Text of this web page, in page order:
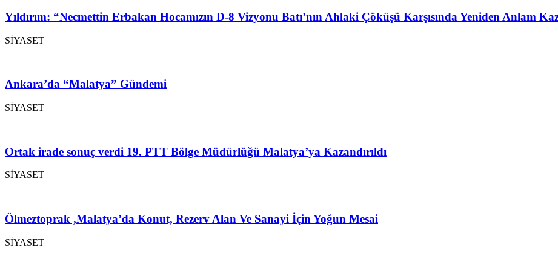
Yıldırım: “Necmettin Erbakan Hocamızın D-8 Vizyonu Batı’nın Ahlaki Çöküşü Karşısında Yeniden Anlam
SİYASET
Ankara’da “Malatya” Gündemi
SİYASET
Ortak irade sonuç verdi 19. PTT Bölge Müdürlüğü Malatya’ya Kazandırıldı
SİYASET
Ölmeztoprak ,Malatya’da Konut, Rezerv Alan Ve Sanayi İçin Yoğun Mesai
SİYASET